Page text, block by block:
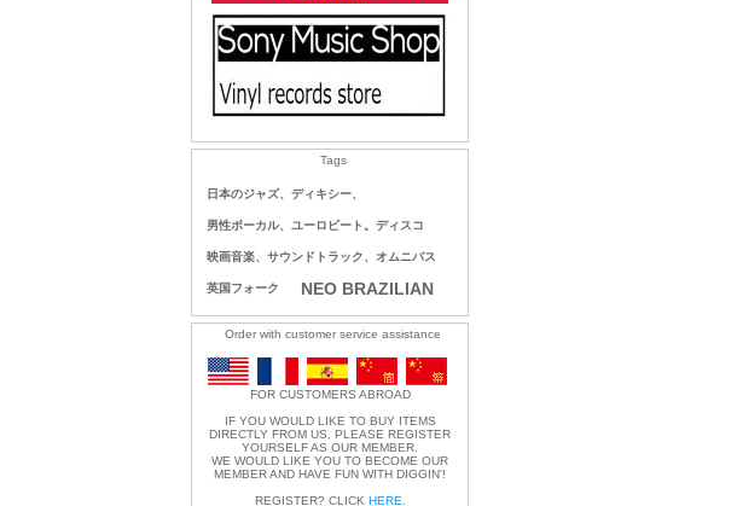
Tags
日本のジャズ、ディキシー、
男性ボーカル、ユーロビート。ディスコ
映画音楽、サウンドトラック、オムニバス
英国フォーク NEO BRAZILIAN
Order with customer service assistance
FOR CUSTOMERS ABROAD
IF YOU WOULD LIKE TO BUY ITEMS
DIRECTLY FROM US, PLEASE REGISTER
YOURSELF AS OUR MEMBER.
WE WOULD LIKE YOU TO BECOME OUR
MEMBER AND HAVE FUN WITH DIGGIN'!
REGISTER? CLICK HERE